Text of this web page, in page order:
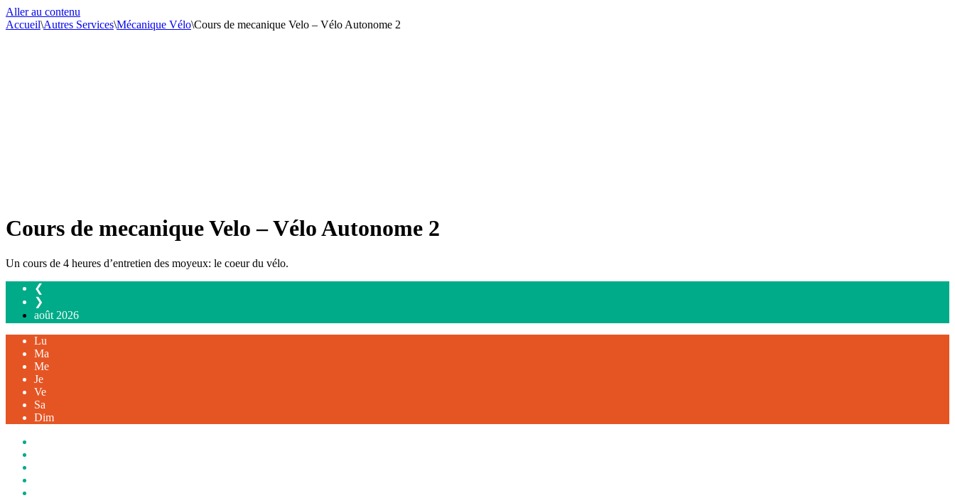
Aller au contenu
Accueil\Autres Services\Mécanique Vélo\Cours de mecanique Velo – Vélo Autonome 2
Cours de mecanique Velo – Vélo Autonome 2
Un cours de 4 heures d’entretien des moyeux: le coeur du vélo.
❮
❯
août 2026
Lu
Ma
Me
Je
Ve
Sa
Dim